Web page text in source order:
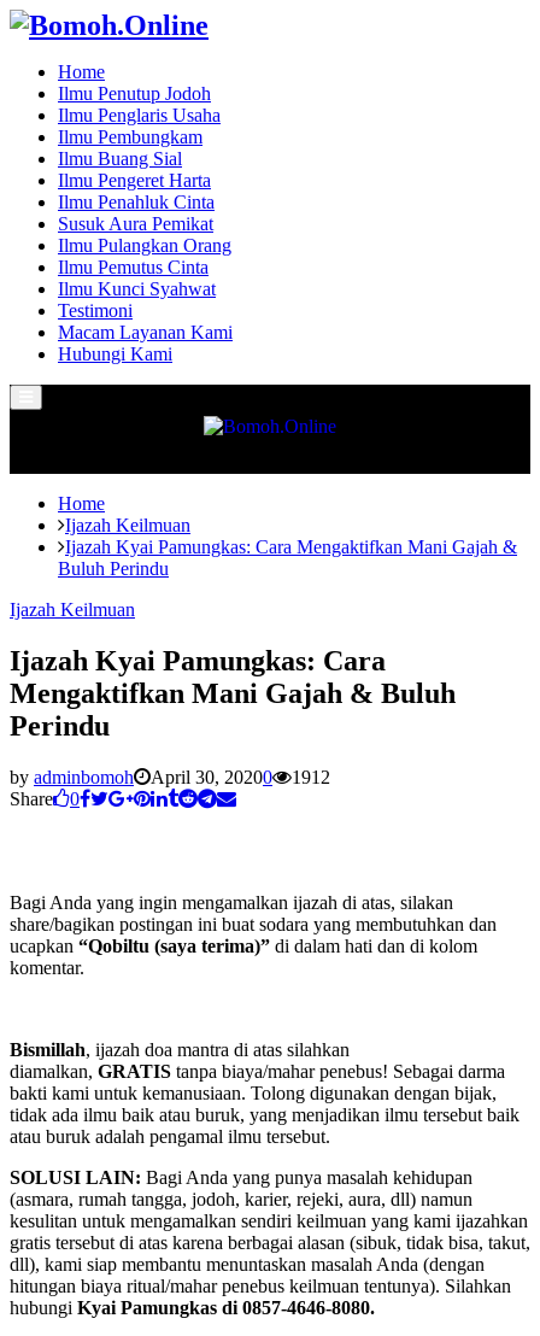
Home
Ilmu Penutup Jodoh
Ilmu Penglaris Usaha
Ilmu Pembungkam
Ilmu Buang Sial
Ilmu Pengeret Harta
Ilmu Penahluk Cinta
Susuk Aura Pemikat
Ilmu Pulangkan Orang
Ilmu Pemutus Cinta
Ilmu Kunci Syahwat
Testimoni
Macam Layanan Kami
Hubungi Kami
Menu
Home
Ijazah Keilmuan
Ijazah Kyai Pamungkas: Cara Mengaktifkan Mani Gajah &
Buluh Perindu
Ijazah Keilmuan
Ijazah Kyai Pamungkas: Cara
Mengaktifkan Mani Gajah & Buluh
Perindu
by adminbomoh April 30, 20200
1912
Share
0
Bagi Anda yang ingin mengamalkan ijazah di atas, silakan
share/bagikan postingan ini buat sodara yang membutuhkan dan
ucapkan “Qobiltu (saya terima)” di dalam hati dan di kolom
komentar.
Bismillah, ijazah doa mantra di atas silahkan
diamalkan, GRATIS tanpa biaya/mahar penebus! Sebagai darma
bakti kami untuk kemanusiaan. Tolong digunakan dengan bijak,
tidak ada ilmu baik atau buruk, yang menjadikan ilmu tersebut baik
atau buruk adalah pengamal ilmu tersebut.
SOLUSI LAIN: Bagi Anda yang punya masalah kehidupan
(asmara, rumah tangga, jodoh, karier, rejeki, aura, dll) namun
kesulitan untuk mengamalkan sendiri keilmuan yang kami ijazahkan
gratis tersebut di atas karena berbagai alasan (sibuk, tidak bisa, takut,
dll), kami siap membantu menuntaskan masalah Anda (dengan
hitungan biaya ritual/mahar penebus keilmuan tentunya). Silahkan
hubungi Kyai Pamungkas di 0857-4646-8080.